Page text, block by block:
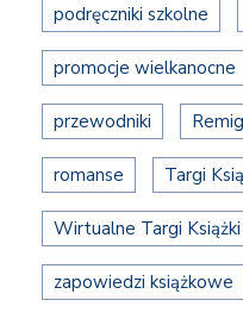
podręczniki szkolne
promocje wielkanocne
przewodniki
romanse Targi
Wirtualne Targi Książki
zapowiedzi książkowe